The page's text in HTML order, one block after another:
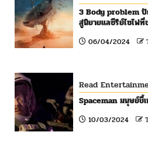
3 Body problem
สู่นิยายแลซีรีย์ไซไฟ
06/04/2024
Read
Spaceman มนุษย์ขี้
10/03/2024